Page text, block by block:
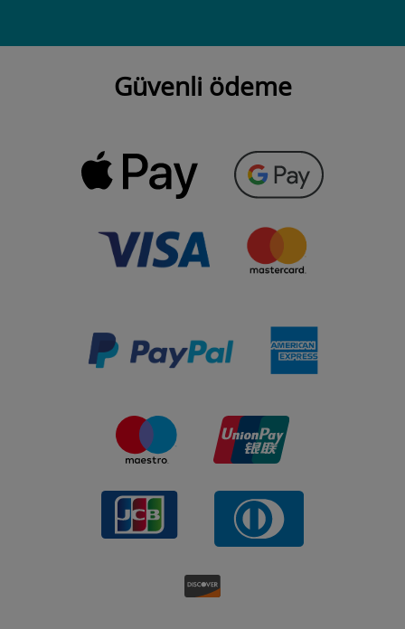
Güvenli ödeme